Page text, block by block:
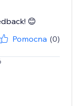
😊
Pomocna (0)